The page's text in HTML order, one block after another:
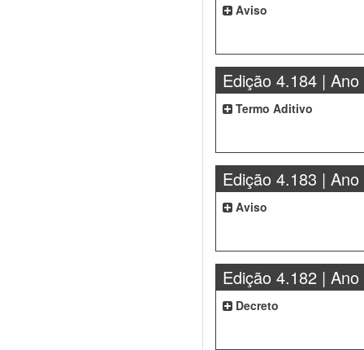
Aviso
Edição 4.184 | Ano
Termo Aditivo
Edição 4.183 | Ano
Aviso
Edição 4.182 | Ano
Decreto